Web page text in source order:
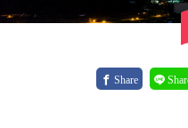
Share